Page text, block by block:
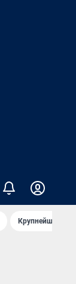
Крупнейшие